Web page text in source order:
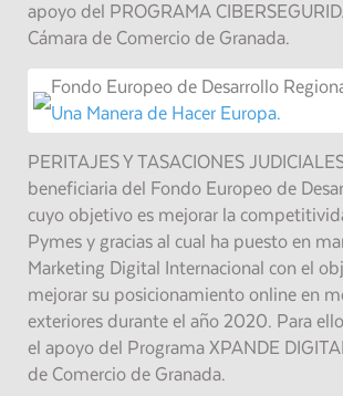
apoyo del PROGRAMA
Cámara de Comercio de Granada.
Fondo Europeo de Desarrollo
Una Manera de Hacer Europa.
PERITAJES Y TASACIONES
beneficiaria del Fondo Europeo de
cuyo objetivo es mejorar la
Pymes y gracias al cual ha puesto en
Marketing Digital Internacional con el
mejorar su posicionamiento online en
exteriores durante el año 2020. Para
el apoyo del Programa XPANDE
de Comercio de Granada.